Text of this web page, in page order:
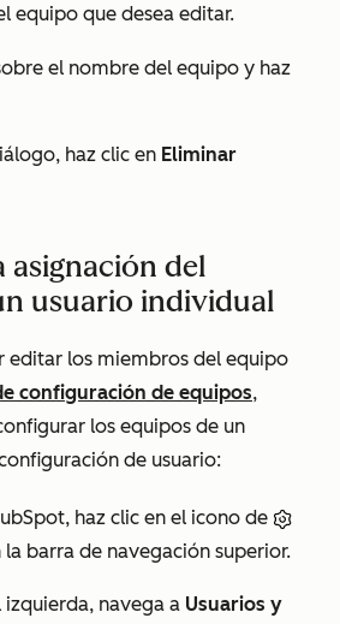
equipo que desea editar.
el nombre del equipo y haz
haz clic en Eliminar
asignación del
usuario individual
editar los miembros del equipo
configuración de equipos,
los equipos de un
de usuario:
haz clic en el icono de
la barra de navegación superior.
izquierda, navega a Usuarios y